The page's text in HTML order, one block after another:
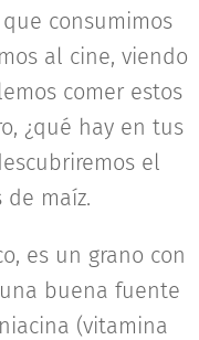
consumimos
al cine, viendo
comer estos
¿qué hay en tus
el
maíz.
es un grano con
buena fuente
(vitamina